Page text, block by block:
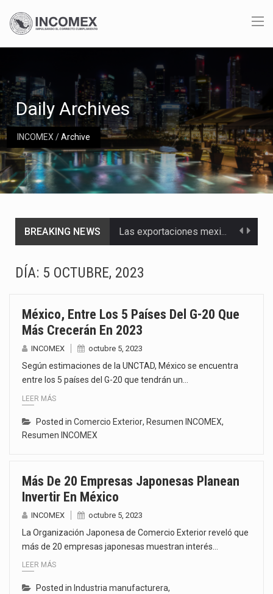
INCOMEX/Archive
Daily Archives
BREAKING NEWS Las exportaciones mexicanas de vehículos ligeros disminuyeron 9.67 % en julio a tasa anual, alcanzando…
Solo el 17.8 % de las empresas en México se considera totalmente preparada para la…
Los créditos fiscales determinados a empresas IMMEX rara vez nacen de una interpretación equivocada de…
La inversión fija bruta en México registró un aumento de 1.1% interanual en mayo de…
El Departamento de Agricultura de Estados Unidos (USDA) suspendió el 5 de agosto de 2026…
DÍA: 5 OCTUBRE, 2023
México, Entre Los 5 Países Del G-20 Que
Más Crecerán En 2023
INCOMEX octubre 5, 2023
Según estimaciones de la UNCTAD, México se encuentra
entre los 5 países del G-20 que tendrán un…
LEER MÁS
Posted in Comercio Exterior, Resumen INCOMEX,
Resumen INCOMEX
Más De 20 Empresas Japonesas Planean
Invertir En México
INCOMEX octubre 5, 2023
La Organización Japonesa de Comercio Exterior reveló que
más de 20 empresas japonesas muestran interés…
LEER MÁS
Posted in Industria manufacturera,